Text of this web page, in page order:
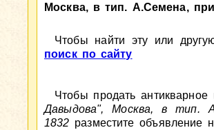
Москва, в тип. А.Семена,
Чтобы найти эту или
поиск по сайту
Чтобы продать антикварное
Давыдова", Москва, в тип.
1832 разместите объявление